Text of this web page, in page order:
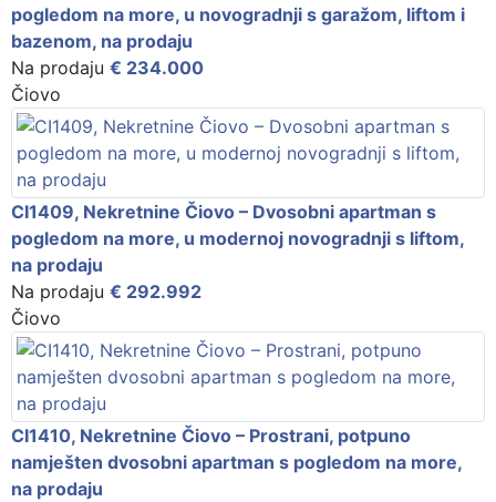
pogledom na more, u novogradnji s garažom, liftom i
bazenom, na prodaju
Na prodaju € 234.000
Čiovo
CI1409, Nekretnine Čiovo – Dvosobni apartman s
pogledom na more, u modernoj novogradnji s liftom,
na prodaju
Na prodaju € 292.992
Čiovo
CI1410, Nekretnine Čiovo – Prostrani, potpuno
namješten dvosobni apartman s pogledom na more,
na prodaju